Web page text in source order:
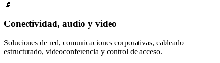
📡
Conectividad, audio y video
Soluciones de red, comunicaciones corporativas, cableado
estructurado, videoconferencia y control de acceso.